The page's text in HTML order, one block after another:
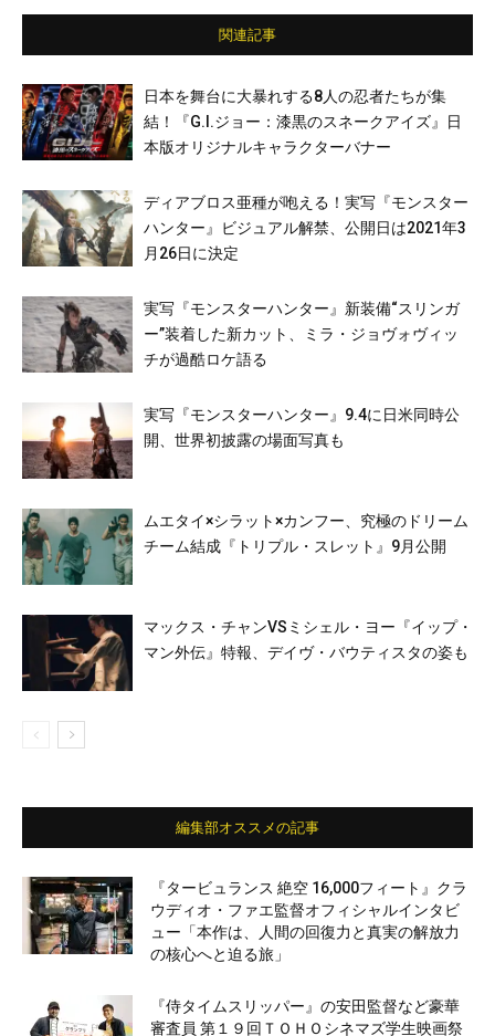
関連記事
日本を舞台に大暴れする8人の忍者たちが集
結！『G.I.ジョー：漆黒のスネークアイズ』日
本版オリジナルキャラクターバナー
ディアブロス亜種が咆える！実写『モンスター
ハンター』ビジュアル解禁、公開日は2021年3
月26日に決定
実写『モンスターハンター』新装備“スリンガ
ー”装着した新カット、ミラ・ジョヴォヴィッ
チが過酷ロケ語る
実写『モンスターハンター』9.4に日米同時公
開、世界初披露の場面写真も
ムエタイ×シラット×カンフー、究極のドリーム
チーム結成『トリプル・スレット』9月公開
マックス・チャンVSミシェル・ヨー『イップ・
マン外伝』特報、デイヴ・バウティスタの姿も
編集部オススメの記事
『タービュランス 絶空 16,000フィート』クラ
ウディオ・ファエ監督オフィシャルインタビ
ュー「本作は、人間の回復力と真実の解放力
の核心へと迫る旅」
『侍タイムスリッパー』の安田監督など豪華
審査員 第１９回ＴＯＨＯシネマズ学生映画祭